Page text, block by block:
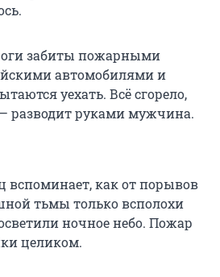
забиты пожарными
автомобилями и
уехать. Всё сгорело,
разводит руками мужчина.
вспоминает, как от порывов
тьмы только всполохи
ночное небо. Пожар
целиком.